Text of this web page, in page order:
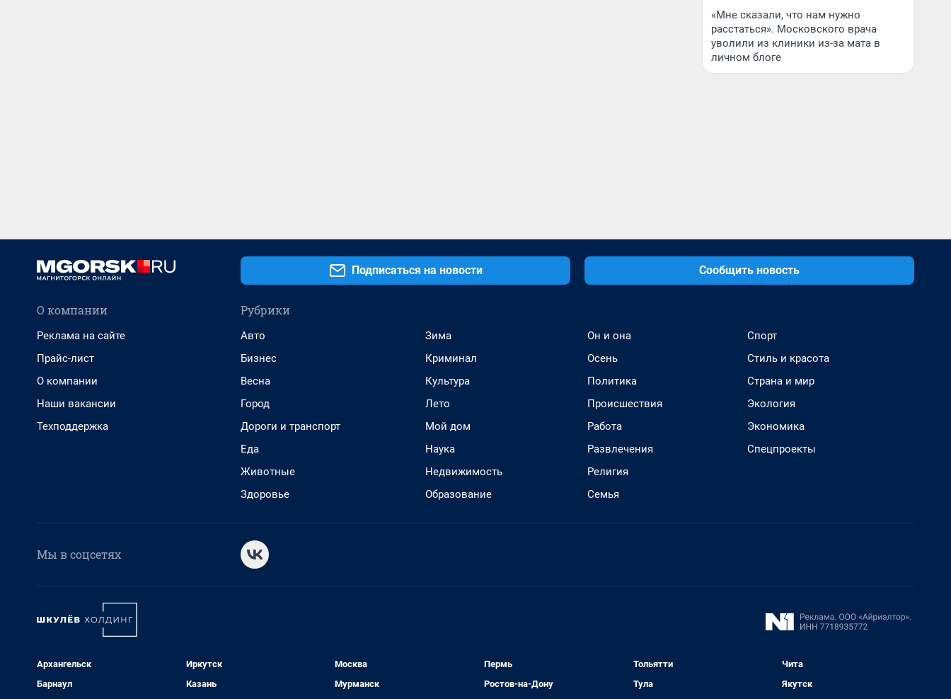
«Мне сказали, что нам нужно
расстаться». Московского врача
уволили из клиники из-за мата в
личном блоге
Подписаться на новости Сообщить новость
О компании
Реклама на сайте
Прайс-лист
О компании
Наши вакансии
Техподдержка
Рубрики
Авто
Бизнес
Весна
Город
Дороги и транспорт
Еда
Животные
Здоровье
Зима
Криминал
Культура
Лето
Мой дом
Наука
Недвижимость
Образование
Он и она
Осень
Политика
Происшествия
Работа
Развлечения
Религия
Семья
Спорт
Стиль и красота
Страна и мир
Экология
Экономика
Спецпроекты
Мы в соцсетях
Архангельск
Барнаул
Иркутск
Казань
Москва
Мурманск
Пермь
Ростов-на-Дону
Тольятти
Тула
Чита
Якутск